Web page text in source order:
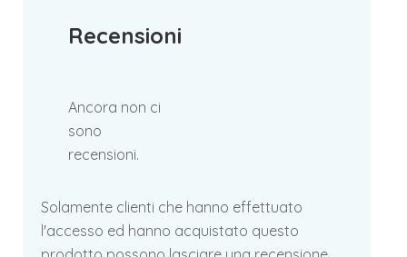
Recensioni
Ancora non ci
sono
recensioni.
Solamente clienti che hanno effettuato
l'accesso ed hanno acquistato questo